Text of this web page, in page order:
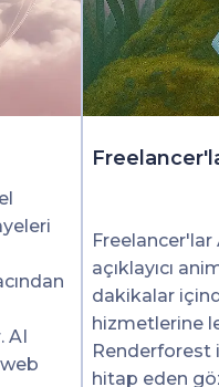
AI
açıklayıcı
dakikalar
hizmetlerine
Renderforest
hitap eden